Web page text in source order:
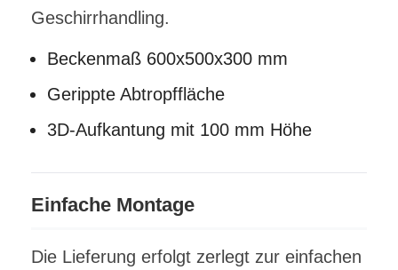
Geschirrhandling.
Beckenmaß 600x500x300 mm
Gerippte Abtropffläche
3D-Aufkantung mit 100 mm Höhe
Einfache Montage
Die Lieferung erfolgt zerlegt zur einfachen